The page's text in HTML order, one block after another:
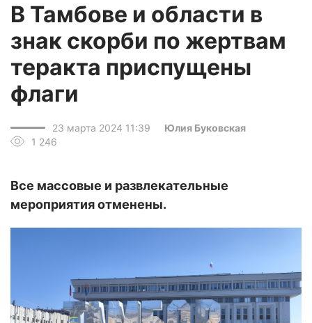
В Тамбове и области в
знак скорби по жертвам
теракта приспущены
флаги
23 марта 2024 11:39
Юлия Буковская
1 246
Все массовые и развлекательные
мероприятия отменены.